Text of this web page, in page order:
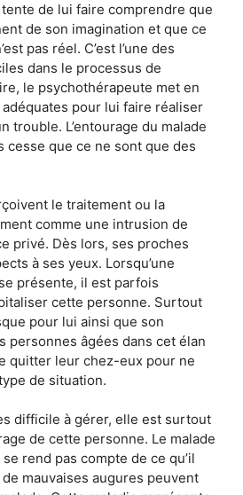
de lui faire comprendre que
de son imagination et que ce
pas réel. C’est l’une des
dans le processus de
le psychothérapeute met en
pour lui faire réaliser
trouble. L’entourage du malade
cesse que ce ne sont que des
le traitement ou la
comme une intrusion de
privé. Dès lors, ses proches
à ses yeux. Lorsqu’une
présente, il est parfois
cette personne. Surtout
pour lui ainsi que son
personnes âgées dans cet élan
quitter leur chez-eux pour ne
de situation.
difficile à gérer, elle est surtout
de cette personne. Le malade
rend pas compte de ce qu’il
mauvaises augures peuvent